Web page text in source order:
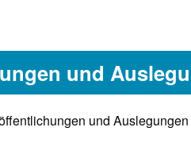
und
und